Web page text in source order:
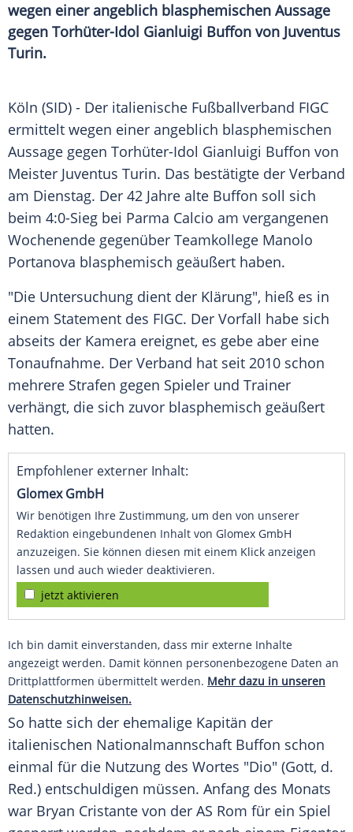
wegen einer angeblich blasphemischen Aussage
gegen Torhüter-Idol Gianluigi Buffon von Juventus
Turin.
Köln (SID) - Der italienische Fußballverband FIGC
ermittelt wegen einer angeblich blasphemischen
Aussage gegen Torhüter-Idol Gianluigi Buffon von
Meister Juventus Turin. Das bestätigte der Verband
am Dienstag. Der 42 Jahre alte Buffon soll sich
beim 4:0-Sieg bei Parma Calcio am vergangenen
Wochenende gegenüber Teamkollege Manolo
Portanova blasphemisch geäußert haben.
"Die Untersuchung dient der Klärung", hieß es in
einem Statement des FIGC. Der Vorfall habe sich
abseits der Kamera ereignet, es gebe aber eine
Tonaufnahme. Der Verband hat seit 2010 schon
mehrere Strafen gegen Spieler und Trainer
verhängt, die sich zuvor blasphemisch geäußert
hatten.
Empfohlener externer Inhalt:
Glomex GmbH
Wir benötigen Ihre Zustimmung, um den von unserer
Redaktion eingebundenen Inhalt von Glomex GmbH
anzuzeigen. Sie können diesen mit einem Klick anzeigen
lassen und auch wieder deaktivieren.
jetzt aktivieren
Ich bin damit einverstanden, dass mir externe Inhalte
angezeigt werden. Damit können personenbezogene Daten an
Drittplattformen übermittelt werden. Mehr dazu in unseren
Datenschutzhinweisen.
So hatte sich der ehemalige Kapitän der
italienischen Nationalmannschaft Buffon schon
einmal für die Nutzung des Wortes "Dio" (Gott, d.
Red.) entschuldigen müssen. Anfang des Monats
war Bryan Cristante von der AS Rom für ein Spiel